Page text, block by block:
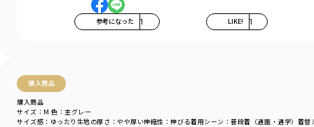
参考になった 1 LIKE! 1
購入商品
購入商品
サイズ感 ：ゆったり 生地の厚さ ：やや厚い伸縮性 ：伸びる着用シーン ：普段着（通園・通学） 着替
サイズ：M 色：杢グレー
トップス>トレーナー・パーカー
／グリーン